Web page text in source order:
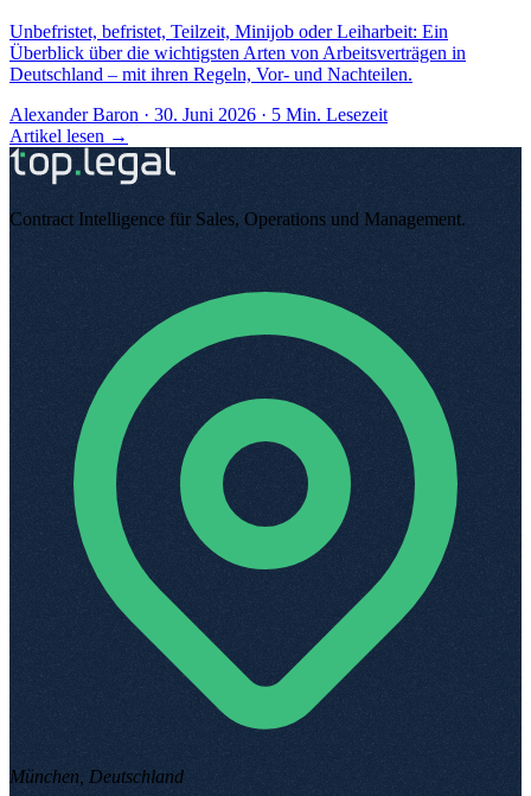
Unbefristet, befristet, Teilzeit, Minijob oder Leiharbeit: Ein
Überblick über die wichtigsten Arten von Arbeitsverträgen in
Deutschland – mit ihren Regeln, Vor- und Nachteilen.
Alexander Baron · 30. Juni 2026 · 5 Min. Lesezeit
Artikel lesen →
Contract Intelligence für Sales, Operations und Management.
München, Deutschland